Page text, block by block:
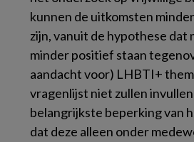
kunnen de uitkomsten
zijn, vanuit de hypothese dat
minder positief staan
aandacht voor) LHBTI+
vragenlijst niet zullen
belangrijkste beperking van
dat deze alleen onder